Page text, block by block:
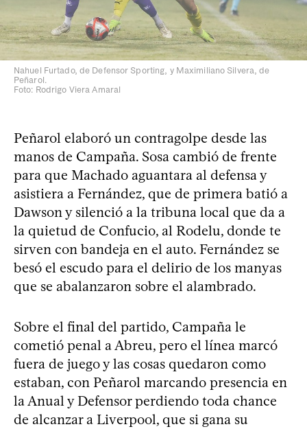
Nahuel Furtado, de Defensor Sporting, y Maximiliano Silvera, de
Peñarol.
Foto: Rodrigo Viera Amaral
Peñarol elaboró un contragolpe desde las
manos de Campaña. Sosa cambió de frente
para que Machado aguantara al defensa y
asistiera a Fernández, que de primera batió a
Dawson y silenció a la tribuna local que da a
la quietud de Confucio, al Rodelu, donde te
sirven con bandeja en el auto. Fernández se
besó el escudo para el delirio de los manyas
que se abalanzaron sobre el alambrado.
Sobre el final del partido, Campaña le
cometió penal a Abreu, pero el línea marcó
fuera de juego y las cosas quedaron como
estaban, con Peñarol marcando presencia en
la Anual y Defensor perdiendo toda chance
de alcanzar a Liverpool, que si gana su